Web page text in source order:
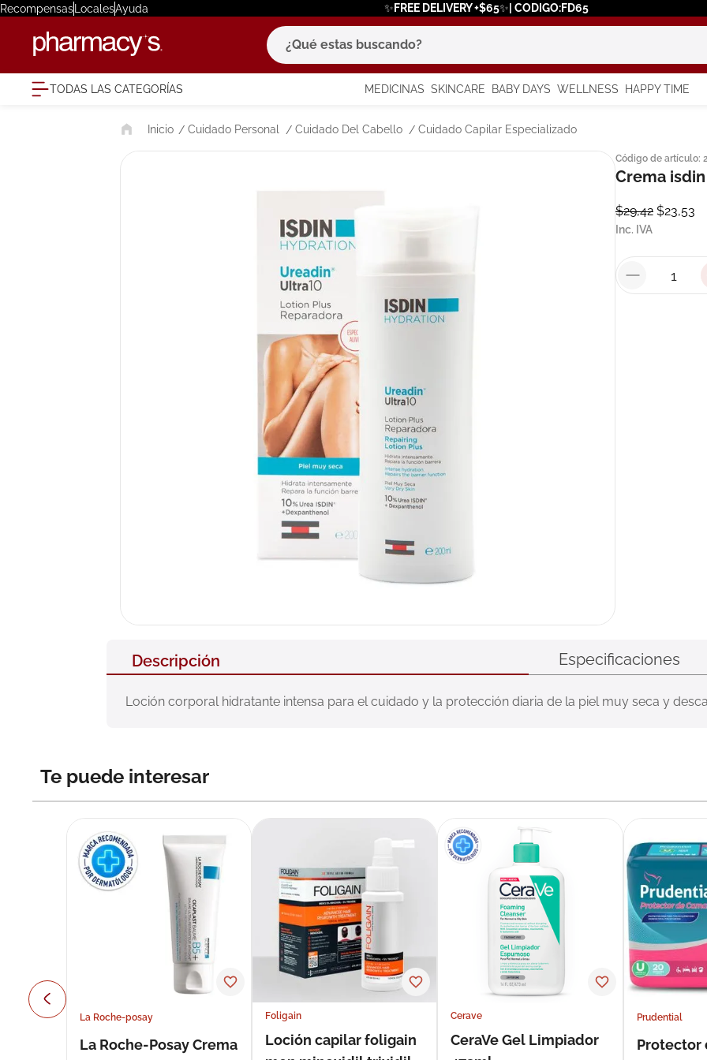
RecompensasLocalesAyuda ✨FREE DELIVERY +$65✨| CODIGO:FD65
¿Qué estas buscando?
TODAS LAS CATEGORÍAS MEDICINAS SKINCARE BABY DAYS WELLNESS HAPPY TIME
Cuidado Personal Cuidado Del Cabello Cuidado Capilar Especializado
Código de artículo:
Crema
$29,42 $23,53
Inc. IVA
Descripción Especificaciones
Loción corporal hidratante intensa para el cuidado y la protección diaria de la piel muy seca y
Te puede interesar
La Roche-posay
La Roche-Posay Crema
Foligain
Loción capilar foligain
Cerave
CeraVe Gel Limpiador
Prudential
Protector
términos más buscados
1. eucerin
5. cerave
6. degraler
7 megacistin
roche posay
9. isdin
10.neumoflux